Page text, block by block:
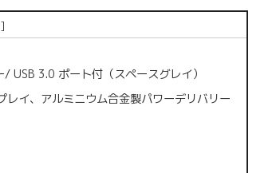
USB 3.0 ポート付（スペースグレイ）
イ、アルミニウム合金製パワーデリバリー